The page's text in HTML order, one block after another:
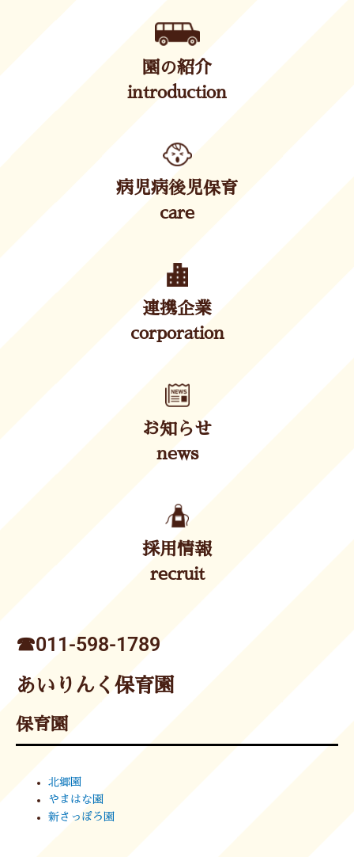
園の紹介
introduction
病児病後児保育
care
連携企業
corporation
お知らせ
news
採用情報
recruit
☎︎011-598-1789
あいりんく保育園
保育園
北郷園
やまはな園
新さっぽろ園